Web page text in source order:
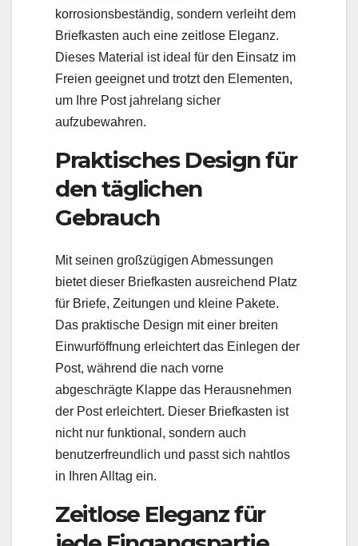
korrosionsbeständig, sondern verleiht dem
Briefkasten auch eine zeitlose Eleganz.
Dieses Material ist ideal für den Einsatz im
Freien geeignet und trotzt den Elementen,
um Ihre Post jahrelang sicher
aufzubewahren.
Praktisches Design für
den täglichen
Gebrauch
Mit seinen großzügigen Abmessungen
bietet dieser Briefkasten ausreichend Platz
für Briefe, Zeitungen und kleine Pakete.
Das praktische Design mit einer breiten
Einwurföffnung erleichtert das Einlegen der
Post, während die nach vorne
abgeschrägte Klappe das Herausnehmen
der Post erleichtert. Dieser Briefkasten ist
nicht nur funktional, sondern auch
benutzerfreundlich und passt sich nahtlos
in Ihren Alltag ein.
Zeitlose Eleganz für